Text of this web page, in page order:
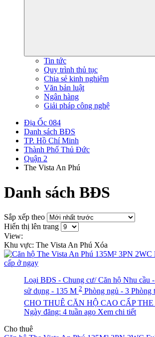
Tin tức
Quy trình thủ tục
Chia sẻ kinh nghiệm
Văn bản luật
Ngân hàng
Giải pháp công nghệ
Địa Ốc 084
Danh sách BĐS
TP. Hồ Chí Minh
Thành Phố Thủ Đức
Quận 2
The Vista An Phú
Danh sách BĐS
Sắp xếp theo
Hiển thị lên trang
View:
Khu vực: The Vista An Phú Xóa
Loại BĐS - Chung cư/ Căn hộ Nhu cầu
sử dụng - 135 M 2 Phòng ngủ - 3 Phòng
CHO THUÊ CĂN HỘ CAO CẤP
Ngày đăng: 4 tuần ago Xem chi tiết
Cho thuê